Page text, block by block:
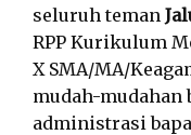
seluruh teman
RPP Kurikulum
X SMA/MA/
mudah-mudahan
administrasi